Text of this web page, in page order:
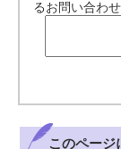
るお問い合わせ
このページ